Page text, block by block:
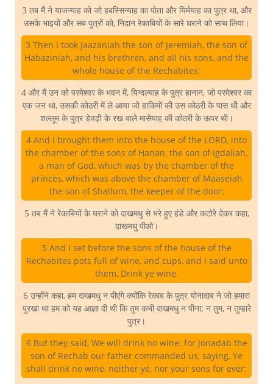
3 तब मैं ने याजन्याह को जो हबस्सिन्याह का पोता और यिर्मयाह का पुत्र था, और
उसके भाइयों और सब पुत्रों को, निदान रेकाबियों के सारे घराने को साथ लिया।
3 Then I took Jaazaniah the son of Jeremiah, the son of
Habaziniah, and his brethren, and all his sons, and the
whole house of the Rechabites;
4 और मैं उन को परमेश्वर के भवन में, यिग्दल्याह के पुत्र हानान, जो परमेश्वर का
एक जन था, उसकी कोठरी में ले आया जो हाकिमों की उस कोठरी के पास थी और
शल्लूम के पुत्र डेवढ़ी के रख वाले मासेयाह की कोठरी के ऊपर थी।
4 And I brought them into the house of the LORD, into
the chamber of the sons of Hanan, the son of Igdaliah,
a man of God, which was by the chamber of the
princes, which was above the chamber of Maaseiah
the son of Shallum, the keeper of the door:
5 तब मैं ने रेकाबियों के घराने को दाखमधु से भरे हुए हंडे और कटोरे देकर कहा,
दाखमधु पीओ।
5 And I set before the sons of the house of the
Rechabites pots full of wine, and cups, and I said unto
them, Drink ye wine.
6 उन्होंने कहा, हम दाखमधु न पीएंगे क्योंकि रेकाब के पुत्र योनादाब ने जो हमारा
पुरखा था हम को यह आज्ञा दी थी कि तुम कभी दाखमधु न पीना; न तुम, न तुम्हारे
पुत्र।
6 But they said, We will drink no wine: for Jonadab the
son of Rechab our father commanded us, saying, Ye
shall drink no wine, neither ye, nor your sons for ever: